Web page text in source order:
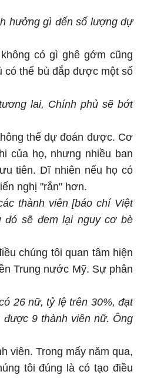
hưởng gì đến số lượng dự
có gì ghê gớm cũng
có thể bù đắp được một số
lai, Chính phủ sẽ bớt
thể dự đoán được. Cơ
của họ, nhưng nhiều ban
tiên. Dĩ nhiên nếu họ có
nghị "rắn" hơn.
thành viên [báo chí Việt
đó sẽ đem lại nguy cơ bè
chúng tôi quan tâm hiện
Trung nước Mỹ. Sự phân
26 nữ, tỷ lệ trên 30%, đạt
9 thành viên nữ. Ông
viên. Trong mấy năm qua,
tôi đúng là có tạo điều